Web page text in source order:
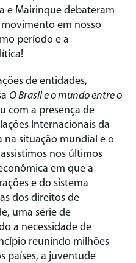
e Mairinque debateram
em nosso
período e a
de entidades,
O Brasil e o mundo entre o
com a presença de
Internacionais da
na situação mundial e o
nos últimos
em que a
e do sistema
dos direitos de
uma série de
a necessidade de
reunindo milhões
países, a juventude